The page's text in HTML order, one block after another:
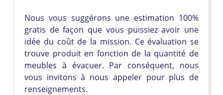
Nous vous suggérons une estimation 100%
gratis de façon que vous puissiez avoir une
idée du coût de la mission. Ce évaluation se
trouve produit en fonction de la quantité de
meubles à évacuer. Par conséquent, nous
vous invitons à nous appeler pour plus de
renseignements.